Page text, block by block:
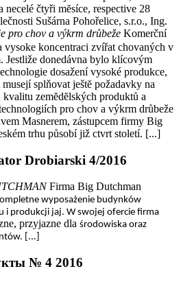
čtyři mĕsíce, respective 28
Sušárna Pohořelice, s.r.o., Ing.
pro chov a výkrm drůbeže Komerční
vysoke koncentraci zvířat chovaných v
Jestliže donedávna bylo klícovým
dosažení vysoké produkce,
splňovat ještĕ požadavky na
zemĕdĕlských produktů a
pro chov a výkrm drůbeže
Masnerem, zástupcem firmy Big
trhu působí již ctvrt století. [...]
Drobiarski 4/2016
Firma Big Dutchman
wyposażenie budynków
i produkcji jaj. W swojej ofercie firma
przyjazne dla środowiska oraz
[...]
№ 4 2016